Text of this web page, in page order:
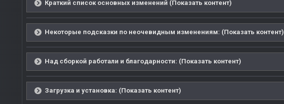
Краткий список основных изменений (Показать контент)
Некоторые подсказки по неочевидным изменениям: (Показать контент)
Над сборкой работали и благодарности: (Показать контент)
Загрузка и установка: (Показать контент)